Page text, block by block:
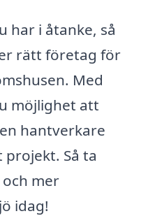
har i åtanke, så
rätt företag för
Med
möjlighet att
hantverkare
Så ta
mer
idag!